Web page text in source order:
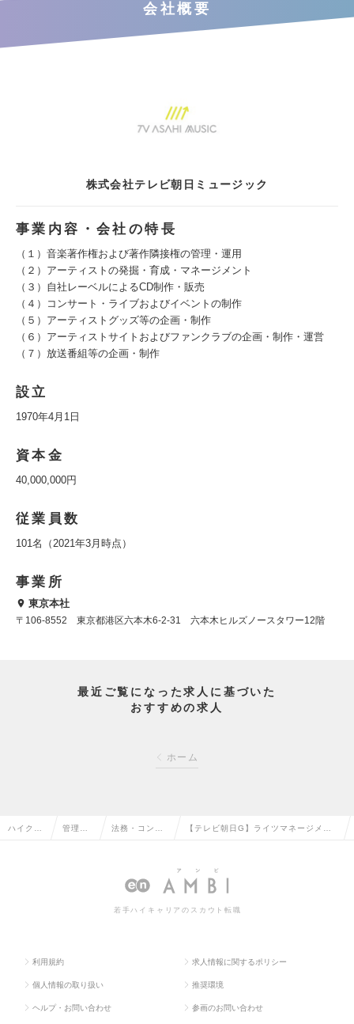
会社概要
株式会社テレビ朝日ミュージック
事業内容・会社の特長
（１）音楽著作権および著作隣接権の管理・運用
（２）アーティストの発掘・育成・マネージメント
（３）自社レーベルによるCD制作・販売
（４）コンサート・ライブおよびイベントの制作
（５）アーティストグッズ等の企画・制作
（６）アーティストサイトおよびファンクラブの企画・制作・運営
（７）放送番組等の企画・制作
設立
1970年4月1日
資本金
40,000,000円
従業員数
101名（2021年3月時点）
事業所
東京本社
〒106-8552 東京都港区六本木6-2-31 六本木ヒルズノースタワー12階
最近ご覧になった求人に基づいた
おすすめの求人
ホーム
ハイクラ 管理部 法務・コンプ
転職
【テレビ朝日G】ライツマネージメン
求人情報
若手ハイキャリアのスカウト転職
利用規約 求人情報に関するポリシー
個人情報の取り扱い 推奨環境
ヘルプ・お問い合わせ 参画のお問い合わせ